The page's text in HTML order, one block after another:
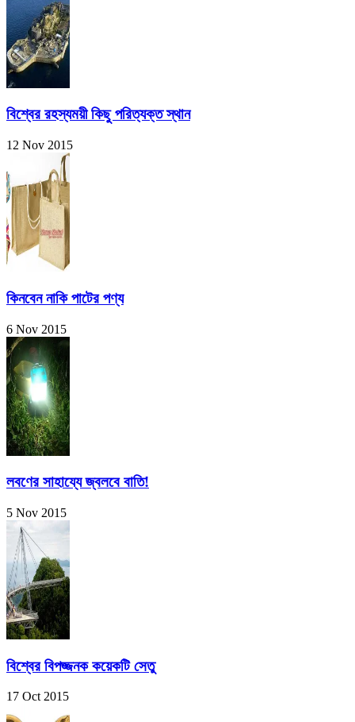
বিশ্বের রহস্যময়ী কিছু পরিত্যক্ত স্থান
12 Nov 2015
কিনবেন নাকি পাটের পণ্য
6 Nov 2015
লবণের সাহায্যে জ্বলবে বাতি!
5 Nov 2015
বিশ্বের বিপজ্জনক কয়েকটি সেতু
17 Oct 2015